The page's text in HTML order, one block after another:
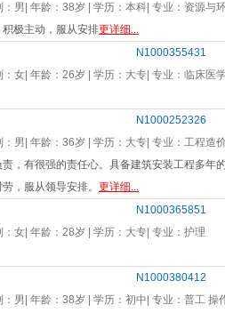
： 男 | 年龄： 38岁 | 学历：本科| 专业： 资源与
极主动，服从安排更详细...
N1000355431
： 女 | 年龄： 26岁 | 学历：大专| 专业： 临床医
N1000252326
： 男 | 年龄： 36岁 | 学历：大专| 专业： 工程造
，有很强的责任心。具备建筑安装工程多
，服从领导安排。 更详细...
N1000365851
： 女 | 年龄： 28岁 | 学历：大专| 专业： 护理
N1000380412
： 男 | 年龄： 38岁 | 学历：初中| 专业： 普工 操